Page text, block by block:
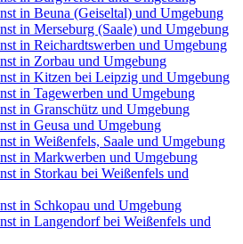
in Beuna (Geiseltal) und Umgebung
in Merseburg (Saale) und Umgebung
in Reichardtswerben und Umgebung
in Zorbau und Umgebung
in Kitzen bei Leipzig und Umgebung
in Tagewerben und Umgebung
in Granschütz und Umgebung
in Geusa und Umgebung
in Weißenfels, Saale und Umgebung
in Markwerben und Umgebung
in Storkau bei Weißenfels und
in Schkopau und Umgebung
in Langendorf bei Weißenfels und